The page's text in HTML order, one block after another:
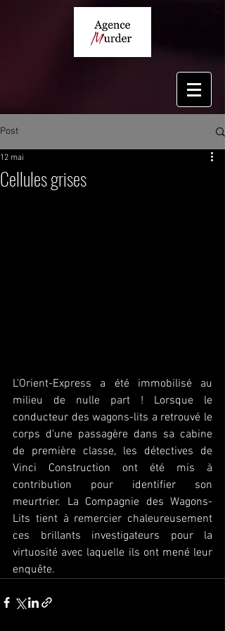
Post
Cellules grises
12 mai
L'Orient-Express a été immobilisé au
milieu de nulle part ! Lorsque le
conducteur des wagons-lits a retrouvé le
corps d'une passagère dans sa cabine
de première classe, les détectives de
Vinci Construction ont été mis à
contribution pour identifier son
meurtrier. La Compagnie des Wagons-
Lits tient à remercier chaleureusement
ces brillants investigateurs pour la
virtuosité avec laquelle ils ont mené leur
enquête.